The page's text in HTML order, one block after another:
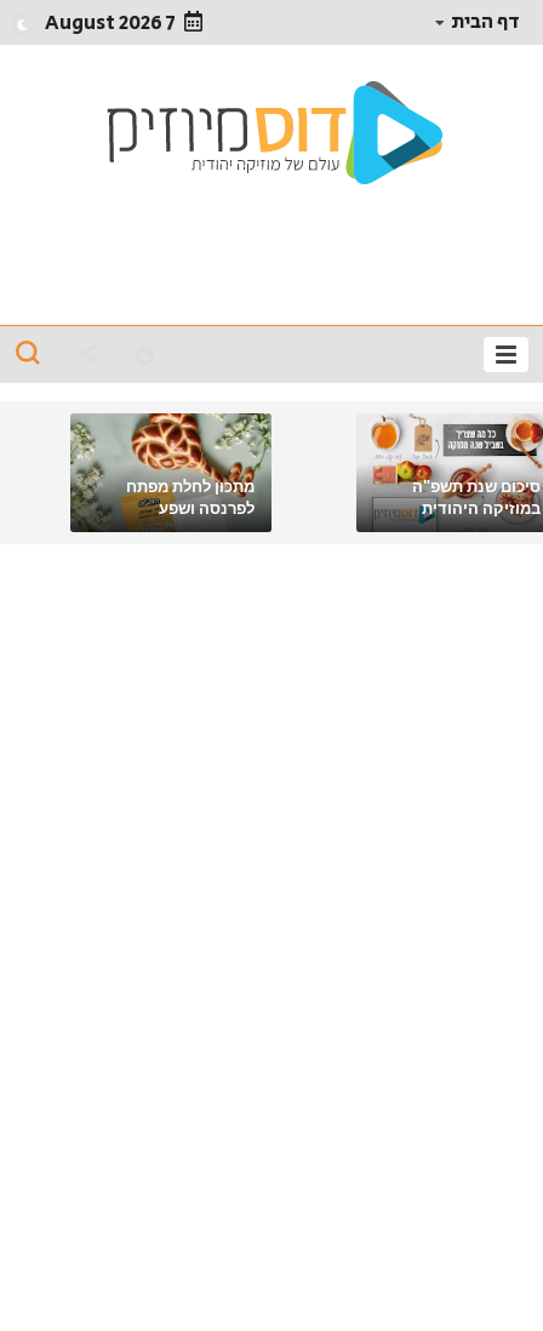
דף הבית 7 August 2026
סיכום שנת תשפ"ה
במוזיקה היהודית
מתכון לחלת מפתח
לפרנסה ושפע